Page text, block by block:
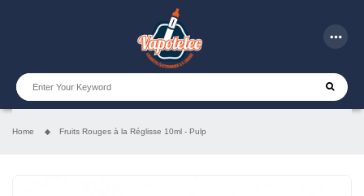
more_horiz
Home Fruits Rouges à la Réglisse 10ml - Pulp